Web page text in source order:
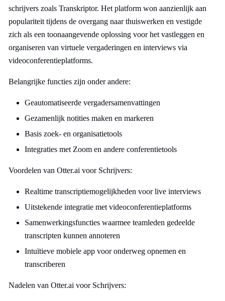
schrijvers zoals Transkriptor. Het platform won aanzienlijk aan
populariteit tijdens de overgang naar thuiswerken en vestigde
zich als een toonaangevende oplossing voor het vastleggen en
organiseren van virtuele vergaderingen en interviews via
videoconferentieplatforms.
Belangrijke functies zijn onder andere:
Geautomatiseerde vergadersamenvattingen
Gezamenlijk notities maken en markeren
Basis zoek- en organisatietools
Integraties met Zoom en andere conferentietools
Voordelen van Otter.ai voor Schrijvers:
Realtime transcriptiemogelijkheden voor live interviews
Uitstekende integratie met videoconferentieplatforms
Samenwerkingsfuncties waarmee teamleden gedeelde
transcripten kunnen annoteren
Intuïtieve mobiele app voor onderweg opnemen en
transcriberen
Nadelen van Otter.ai voor Schrijvers: